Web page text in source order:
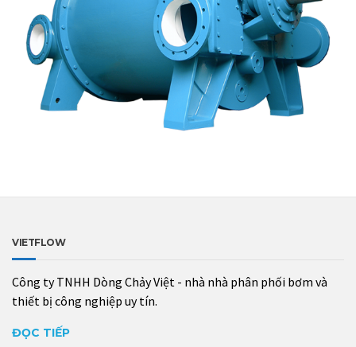
VIETFLOW
Công ty TNHH Dòng Chảy Việt - nhà nhà phân phối bơm và
thiết bị công nghiệp uy tín.
ĐỌC TIẾP